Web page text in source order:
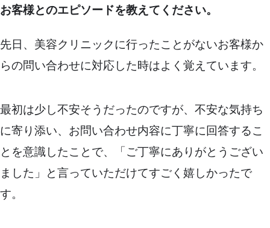
お客様とのエピソードを教えてください。
先日、美容クリニックに行ったことがないお客様か
らの問い合わせに対応した時はよく覚えています。
最初は少し不安そうだったのですが、不安な気持ち
に寄り添い、お問い合わせ内容に丁寧に回答するこ
とを意識したことで、「ご丁寧にありがとうござい
ました」と言っていただけてすごく嬉しかったで
す。